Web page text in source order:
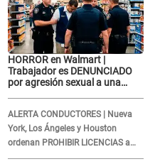
HORROR en Walmart |
Trabajador es DENUNCIADO
por agresión sexual a una
ALERTA CONDUCTORES | Nueva
York, Los Ángeles y Houston
ordenan PROHIBIR LICENCIAS a
quienes no presenten ESTE